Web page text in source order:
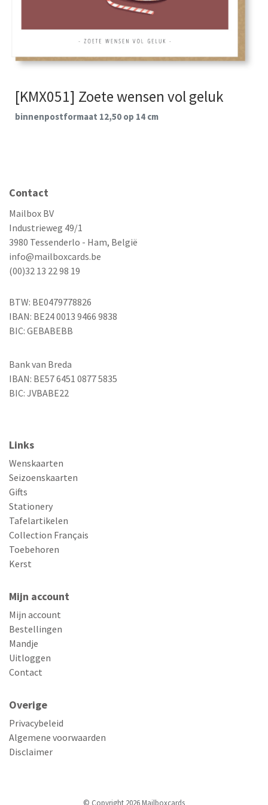
[KMX051] Zoete wensen vol geluk
binnenpostformaat 12,50 op 14 cm
Contact
Mailbox BV
Industrieweg 49/1
3980 Tessenderlo - Ham, België
info@mailboxcards.be
(00)32 13 22 98 19
BTW: BE0479778826
IBAN: BE24 0013 9466 9838
BIC: GEBABEBB
Bank van Breda
IBAN: BE57 6451 0877 5835
BIC: JVBABE22
Links
Wenskaarten
Seizoenskaarten
Gifts
Stationery
Tafelartikelen
Collection Français
Toebehoren
Kerst
Mijn account
Mijn account
Bestellingen
Mandje
Uitloggen
Contact
Overige
Privacybeleid
Algemene voorwaarden
Disclaimer
© Copyright 2026 Mailboxcards